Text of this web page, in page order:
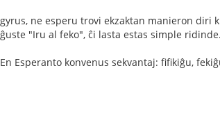
gyrus, ne esperu trovi ekzaktan manieron diri
ĝuste "Iru al feko", ĉi lasta estas simple ridinde.
En Esperanto konvenus sekvantaj: fifikiĝu,